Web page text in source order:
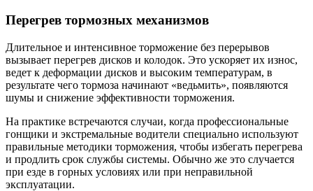
Перегрев тормозных механизмов
Длительное и интенсивное торможение без перерывов
вызывает перегрев дисков и колодок. Это ускоряет их износ,
ведет к деформации дисков и высоким температурам, в
результате чего тормоза начинают «ведьмить», появляются
шумы и снижение эффективности торможения.
На практике встречаются случаи, когда профессиональные
гонщики и экстремальные водители специально используют
правильные методики торможения, чтобы избегать перегрева
и продлить срок службы системы. Обычно же это случается
при езде в горных условиях или при неправильной
эксплуатации.